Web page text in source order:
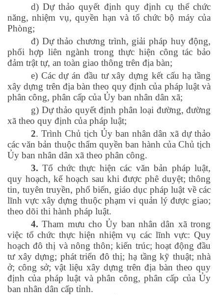
d) Dự thảo quyết định quy định cụ thể chức
năng, nhiệm vụ, quyền hạn và tổ chức bộ máy của
Phòng;
đ) Dự thảo chương trình, giải pháp huy động,
phối hợp liên ngành trong thực hiện công tác bảo
đảm trật tự, an toàn giao thông trên địa bàn;
e) Các dự án đầu tư xây dựng kết cấu hạ tầng
xây dựng trên địa bàn theo quy định của pháp luật và
phân công, phân cấp của Ủy ban nhân dân xã;
g) Dự thảo quyết định phân loại đường, đường
xã theo quy định của pháp luật;
2. Trình Chủ tịch Ủy ban nhân dân xã dự thảo
các văn bản thuộc thẩm quyền ban hành của Chủ tịch
Ủy ban nhân dân xã theo phân công.
3. Tổ chức thực hiện các văn bản pháp luật,
quy hoạch, kế hoạch sau khi được phê duyệt; thông
tin, tuyên truyền, phổ biến, giáo dục pháp luật về các
lĩnh vực xây dựng thuộc phạm vi quản lý được giao;
theo dõi thi hành pháp luật.
4. Tham mưu cho Ủy ban nhân dân xã trong
việc tổ chức thực hiện nhiệm vụ các lĩnh vực: Quy
hoạch đô thị và nông thôn; kiến trúc; hoạt động đầu
tư xây dựng; phát triển đô thị; hạ tầng kỹ thuật; nhà
ở; công sở; vật liệu xây dựng trên địa bàn theo quy
định của pháp luật và phân công, phân cấp của Ủy
ban nhân dân cấp tỉnh.